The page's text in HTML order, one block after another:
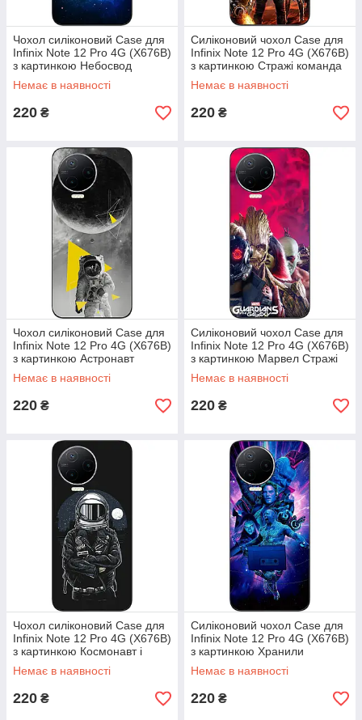
Чохол силіконовий Case для
Infinix Note 12 Pro 4G (X676B)
з картинкою Небосвод
Немає в наявності
220 ₴
Силіконовий чохол Case для
Infinix Note 12 Pro 4G (X676B)
з картинкою Стражі команда
Немає в наявності
220 ₴
Чохол силіконовий Case для
Infinix Note 12 Pro 4G (X676B)
з картинкою Астронавт
Немає в наявності
220 ₴
Силіконовий чохол Case для
Infinix Note 12 Pro 4G (X676B)
з картинкою Марвел Стражі
Немає в наявності
220 ₴
Чохол силіконовий Case для
Infinix Note 12 Pro 4G (X676B)
з картинкою Космонавт і
місяць
Немає в наявності
220 ₴
Силіконовий чохол Case для
Infinix Note 12 Pro 4G (X676B)
з картинкою Хранили
Галактики
Немає в наявності
220 ₴